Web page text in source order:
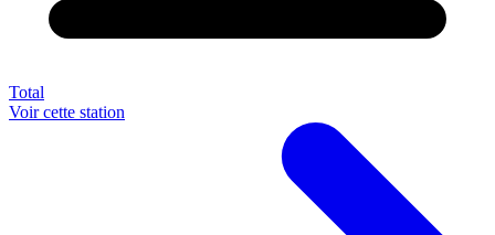
Total
Voir cette station